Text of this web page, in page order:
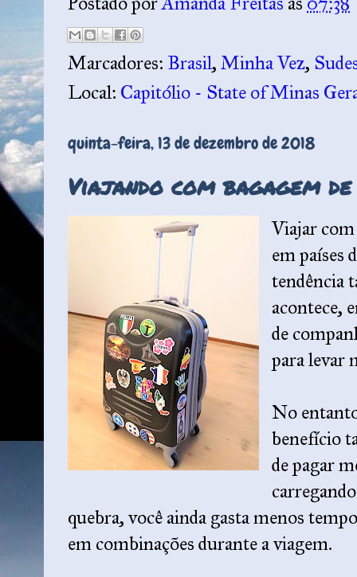
Marcadores: Brasil, Minha Vez,
Local: Capitólio - State of Minas
quinta-feira, 13 de dezembro de 2018
Viajando com bagagem
Viajar com
em países
tendência
acontece,
de
para levar
No
benefício
de pagar
quebra, você ainda gasta menos
em combinações durante a viagem.